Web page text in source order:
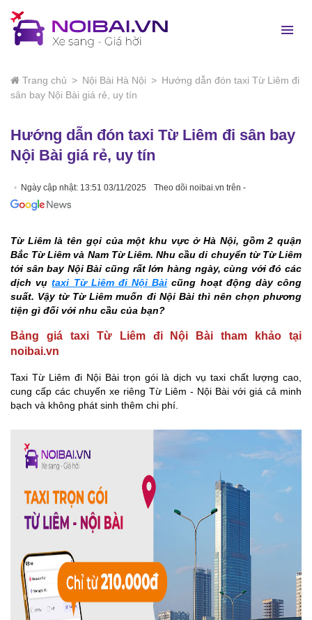
Trang chủ > Nội Bài Hà Nội > Hướng dẫn đón taxi Từ Liêm đi
sân bay Nội Bài giá rẻ, uy tín
Hướng dẫn đón taxi Từ Liêm đi sân bay
Nội Bài giá rẻ, uy tín
Ngày cập nhật: 13:51 03/11/2025 Theo dõi noibai.vn trên -
Từ Liêm là tên gọi của một khu vực ở Hà Nội, gồm 2 quận
Bắc Từ Liêm và Nam Từ Liêm. Nhu cầu di chuyển từ Từ Liêm
tới sân bay Nội Bài cũng rất lớn hàng ngày, cùng với đó các
dịch vụtaxi Từ Liêm đi Nội Bài cũng hoạt động dày công
suất. Vậy từ Từ Liêm muốn đi Nội Bài thì nên chọn phương
tiện gì đối với nhu cầu của bạn?
Bảng giá taxi Từ Liêm đi Nội Bài tham khảo tại
noibai.vn
Taxi Từ Liêm đi Nội Bài trọn gói là dịch vụ taxi chất lượng cao,
cung cấp các chuyến xe riêng Từ Liêm - Nội Bài với giá cả minh
bạch và không phát sinh thêm chi phí.